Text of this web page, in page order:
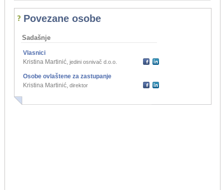
Povezane osobe
Sadašnje
Vlasnici
Kristina Martinić, jedini osnivač d.o.o.
Osobe ovlaštene za zastupanje
Kristina Martinić, direktor